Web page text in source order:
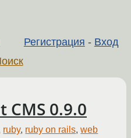
Регистрация - Вход
0.9.0
ruby, ruby on rails,web